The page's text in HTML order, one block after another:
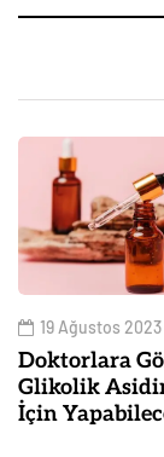
19 Ağustos 2023
Doktorlara
Glikolik
İçin